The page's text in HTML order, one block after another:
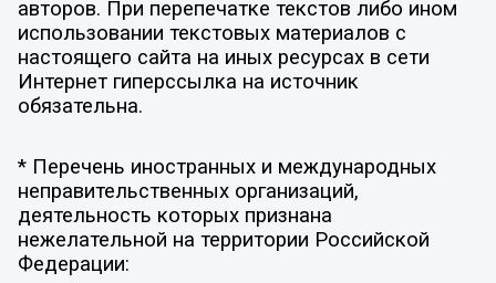
авторов. При перепечатке текстов либо ином
использовании текстовых материалов с
настоящего сайта на иных ресурсах в сети
Интернет гиперссылка на источник
обязательна.
* Перечень иностранных и международных
неправительственных организаций,
деятельность которых признана
нежелательной на территории Российской
Федерации: